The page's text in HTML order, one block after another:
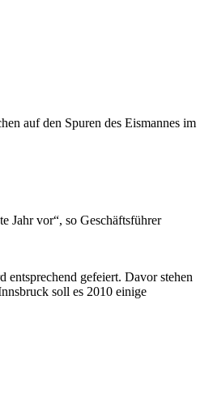
auf den Spuren des Eismannes im
Jahr vor“, so Geschäftsführer
gefeiert. Davor stehen
soll es 2010 einige